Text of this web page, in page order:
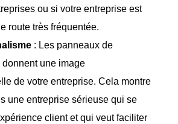
ou si votre entreprise est
route très fréquentée.
: Les panneaux de
une image
de votre entreprise. Cela montre
une entreprise sérieuse qui se
client et qui veut faciliter